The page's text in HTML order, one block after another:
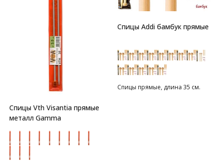
Спицы Vth Visantia прямые
металл Gamma
Спицы Addi бамбук прямые
Спицы прямые, длина 35 см.